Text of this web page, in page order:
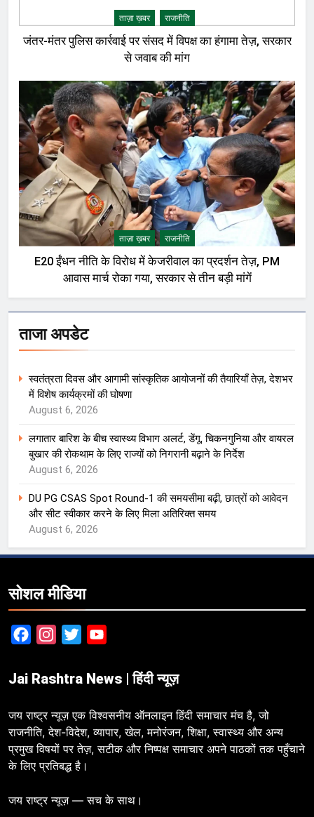
ताज़ा ख़बर राजनीति
जंतर-मंतर पुलिस कार्रवाई पर संसद में विपक्ष का हंगामा तेज़, सरकार
से जवाब की मांग
ताज़ा ख़बर राजनीति
E20 ईंधन नीति के विरोध में केजरीवाल का प्रदर्शन तेज़, PM
आवास मार्च रोका गया, सरकार से तीन बड़ी मांगें
ताजा अपडेट
स्वतंत्रता दिवस और आगामी सांस्कृतिक आयोजनों की तैयारियाँ तेज़, देशभर
में विशेष कार्यक्रमों की घोषणा
August 6, 2026
लगातार बारिश के बीच स्वास्थ्य विभाग अलर्ट, डेंगू, चिकनगुनिया और वायरल
बुखार की रोकथाम के लिए राज्यों को निगरानी बढ़ाने के निर्देश
August 6, 2026
DU PG CSAS Spot Round-1 की समयसीमा बढ़ी, छात्रों को आवेदन
और सीट स्वीकार करने के लिए मिला अतिरिक्त समय
August 6, 2026
सोशल मीडिया
FacebookInstagram
Twitter
Jai Rashtra News | हिंदी न्यूज़
जय राष्ट्र न्यूज़ एक विश्वसनीय ऑनलाइन हिंदी समाचार मंच है, जो
राजनीति, देश-विदेश, व्यापार, खेल, मनोरंजन, शिक्षा, स्वास्थ्य और अन्य
प्रमुख विषयों पर तेज़, सटीक और निष्पक्ष समाचार अपने पाठकों तक पहुँचाने
के लिए प्रतिबद्ध है।
जय राष्ट्र न्यूज़ — सच के साथ।